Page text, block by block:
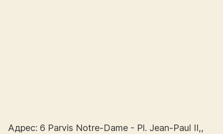
Адрес: 6 Parvis Notre-Dame - Pl. Jean-Paul II,,